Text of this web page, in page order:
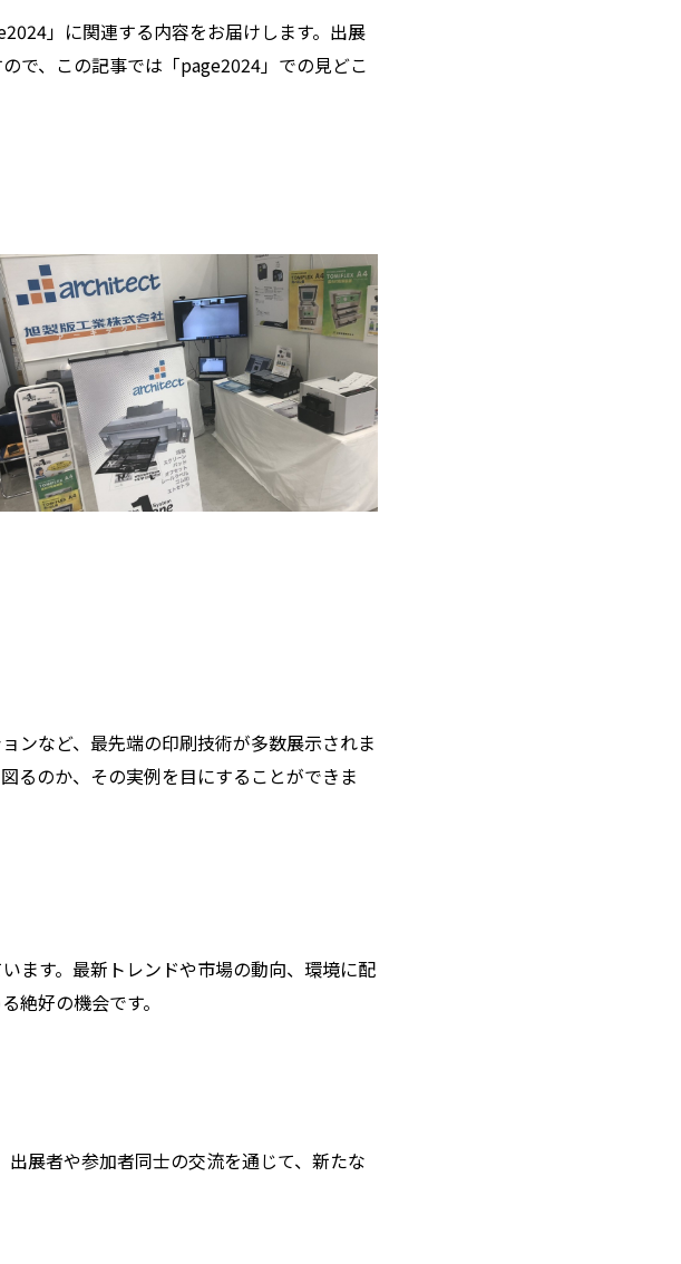
」に関連する内容をお届けします。出展
で、この記事では「page2024」での見どこ
ンなど、最先端の印刷技術が多数展示されま
るのか、その実例を目にすることができま
ます。最新トレンドや市場の動向、環境に配
絶好の機会です。
出展者や参加者同士の交流を通じて、新たな